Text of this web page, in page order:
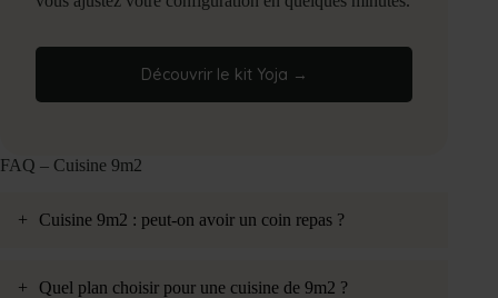
Découvrir le kit Yoja →
FAQ – Cuisine 9m2
+ Cuisine 9m2 : peut-on avoir un coin repas ?
+ Quel plan choisir pour une cuisine de 9m2 ?